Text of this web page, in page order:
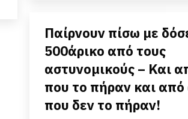
Παίρνουν πίσω με
500άρικο από τους
αστυνομικούς – Και
που το πήραν και από
που δεν το πήραν!